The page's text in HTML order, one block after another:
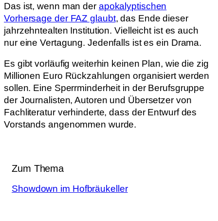
Das ist, wenn man der apokalyptischen
Vorhersage der FAZ glaubt, das Ende dieser
jahrzehntealten Institution. Vielleicht ist es auch
nur eine Vertagung. Jedenfalls ist es ein Drama.
Es gibt vorläufig weiterhin keinen Plan, wie die zig
Millionen Euro Rückzahlungen organisiert werden
sollen. Eine Sperrminderheit in der Berufsgruppe
der Journalisten, Autoren und Übersetzer von
Fachliteratur verhinderte, dass der Entwurf des
Vorstands angenommen wurde.
Zum Thema
Showdown im Hofbräukeller